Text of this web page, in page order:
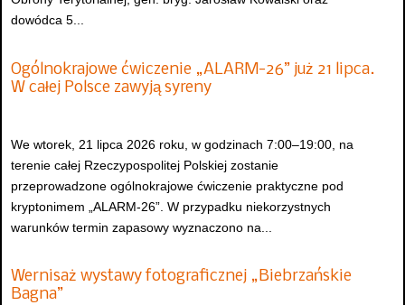
dowódca 5...
Ogólnokrajowe ćwiczenie „ALARM-26” już 21 lipca.
W całej Polsce zawyją syreny
We wtorek, 21 lipca 2026 roku, w godzinach 7:00–19:00, na
terenie całej Rzeczypospolitej Polskiej zostanie
przeprowadzone ogólnokrajowe ćwiczenie praktyczne pod
kryptonimem „ALARM-26”. W przypadku niekorzystnych
warunków termin zapasowy wyznaczono na...
Wernisaż wystawy fotograficznej „Biebrzańskie
Bagna”